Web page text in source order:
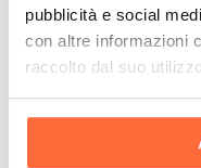
pubblicità e social
con altre informazioni
raccolto dal suo